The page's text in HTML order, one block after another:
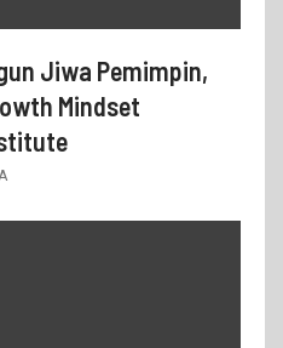
Jiwa Pemimpin,
Mindset